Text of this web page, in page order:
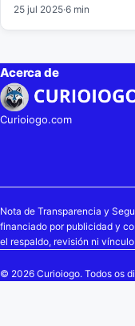
25 jul 2025·6 min
Acerca de
Curioiogo.com
Nota de Transparencia y
financiado por publicidad y
el respaldo, revisión ni
© 2026 Curioiogo. Todos os